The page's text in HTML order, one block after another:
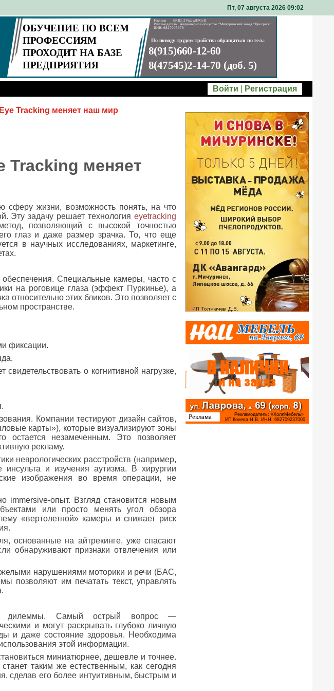
Пт, 07 августа 2026 09 02
Войти Регистрация
Tracking меняет наш мир
Tracking меняет
сферу жизни, возможность понять, на что
Эту задачу решает технология eyetracking
позволяющий с высокой точностью
глаз и даже размер зрачка. То, что еще
в научных исследованиях, маркетинге,
Специальные камеры, часто с
на роговице глаза (эффект Пуркинье), а
относительно этих бликов. Это позволяет с
пространстве.
фиксации.
о когнитивной нагрузке,
Компании тестируют дизайн сайтов,
карты»), которые визуализируют зоны
остается незамеченным. Это позволяет
рекламу.
неврологических расстройств (например,
и изучения аутизма. В хирургии
изображения во время операции, не
immersive-опыт. Взгляд становится новым
или просто менять угол обзора
«вертолетной» камеры и снижает риск
основанные на айтрекинге, уже спасают
обнаруживают признаки отвлечения или
нарушениями моторики и речи (БАС,
позволяют им печатать текст, управлять
дилеммы. Самый острый вопрос —
и могут раскрывать глубоко личную
и даже состояние здоровья. Необходима
этой информации.
миниатюрнее, дешевле и точнее.
таким же естественным, как сегодня
сделав его более интуитивным, быстрым и